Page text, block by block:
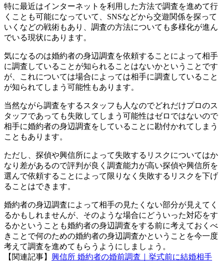
特に最近はインターネットを利用した方法で調査を進めて行
くことも可能になっていて、SNSなどから交遊関係を探って
いくなどの戦術もあり、調査の方法についても多様化が進ん
でいる現状にあります。
気になるのは婚約者の身辺調査を依頼することによって相手
に調査していることが知られることはないかということです
が、これについては場合によっては相手に調査していること
が知られてしまう可能性もあります。
当然ながら調査をするスタッフも人なのでどれだけプロのス
タッフであっても失敗してしまう可能性はゼロではないので
相手に婚約者の身辺調査をしていることに勘付かれてしまう
こともあります。
ただし、探偵や興信所によって失敗するリスクについてはか
なり差があるので評判が良く調査能力が高い探偵や興信所を
選んで依頼することによって限りなく失敗するリスクを下げ
ることはできます。
婚約者の身辺調査によって相手の見たくない部分が見えてく
るかもしれませんが、そのような場合にどういった対応をす
るかということも婚約者の身辺調査をする前に考えておくべ
きことで何のための婚約者の身辺調査かということを今一度
考えて調査を進めてもらうようにしましょう。
【関連記事】 興信所 婚約者の婚前調査｜挙式前に結婚相手